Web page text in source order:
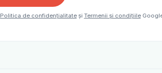
Politica de confidențialitateși Termenii și condițiile